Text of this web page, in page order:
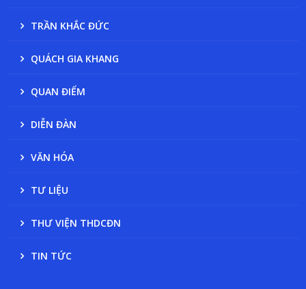
TRẦN KHẮC ĐỨC
QUÁCH GIA KHANG
QUAN ĐIỂM
DIỄN ĐÀN
VĂN HÓA
TƯ LIỆU
THƯ VIỆN THDCĐN
TIN TỨC